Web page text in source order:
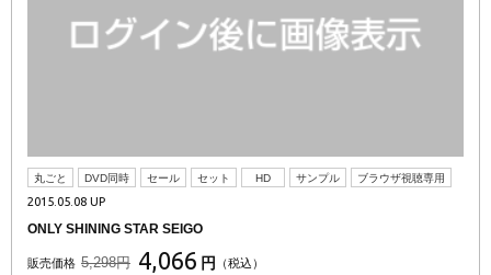
丸ごと DVD同時 セール セット HD サンプル ブラウザ視聴専用
2015.05.08 UP
ONLY SHINING STAR SEIGO
販売価格 5,298円 4,066 円 （税込）